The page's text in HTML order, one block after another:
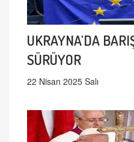
UKRAYNA'DA
SÜRÜYOR
22 Nisan 2025 Salı